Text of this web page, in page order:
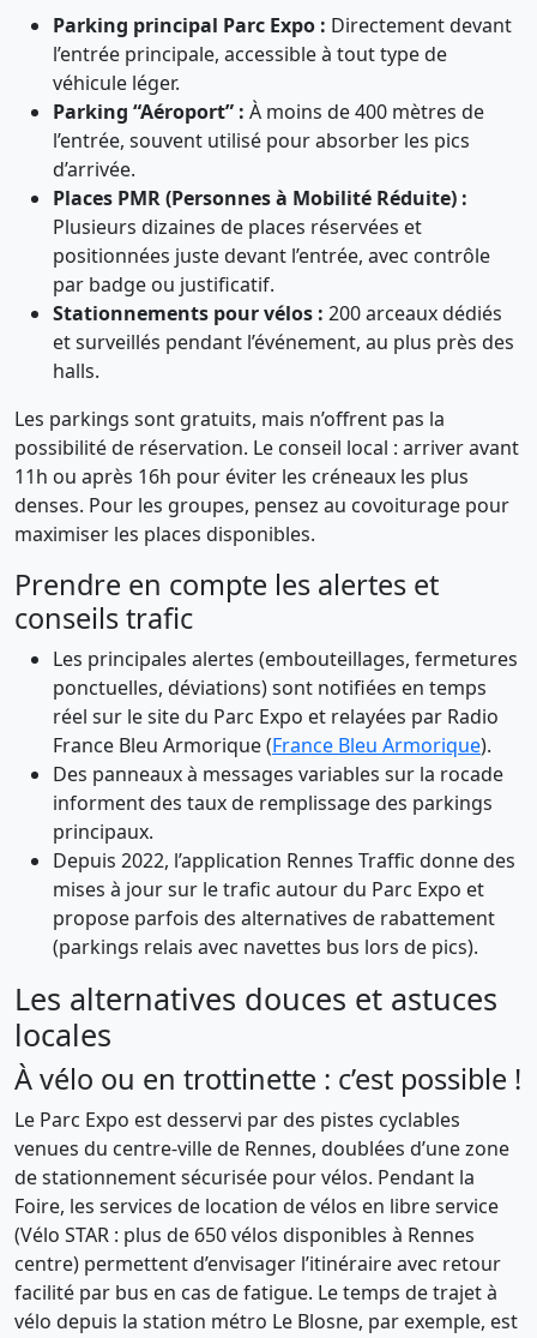
Parking principal Parc Expo : Directement devant
l’entrée principale, accessible à tout type de
véhicule léger.
Parking “Aéroport” : À moins de 400 mètres de
l’entrée, souvent utilisé pour absorber les pics
d’arrivée.
Places PMR (Personnes à Mobilité Réduite) :
Plusieurs dizaines de places réservées et
positionnées juste devant l’entrée, avec contrôle
par badge ou justificatif.
Stationnements pour vélos : 200 arceaux dédiés
et surveillés pendant l’événement, au plus près des
halls.
Les parkings sont gratuits, mais n’offrent pas la
possibilité de réservation. Le conseil local : arriver avant
11h ou après 16h pour éviter les créneaux les plus
denses. Pour les groupes, pensez au covoiturage pour
maximiser les places disponibles.
Prendre en compte les alertes et
conseils trafic
Les principales alertes (embouteillages, fermetures
ponctuelles, déviations) sont notifiées en temps
réel sur le site du Parc Expo et relayées par Radio
France Bleu Armorique (France Bleu Armorique).
Des panneaux à messages variables sur la rocade
informent des taux de remplissage des parkings
principaux.
Depuis 2022, l’application Rennes Traffic donne des
mises à jour sur le trafic autour du Parc Expo et
propose parfois des alternatives de rabattement
(parkings relais avec navettes bus lors de pics).
Les alternatives douces et astuces
locales
À vélo ou en trottinette : c’est possible !
Le Parc Expo est desservi par des pistes cyclables
venues du centre-ville de Rennes, doublées d’une zone
de stationnement sécurisée pour vélos. Pendant la
Foire, les services de location de vélos en libre service
(Vélo STAR : plus de 650 vélos disponibles à Rennes
centre) permettent d’envisager l’itinéraire avec retour
facilité par bus en cas de fatigue. Le temps de trajet à
vélo depuis la station métro Le Blosne, par exemple, est